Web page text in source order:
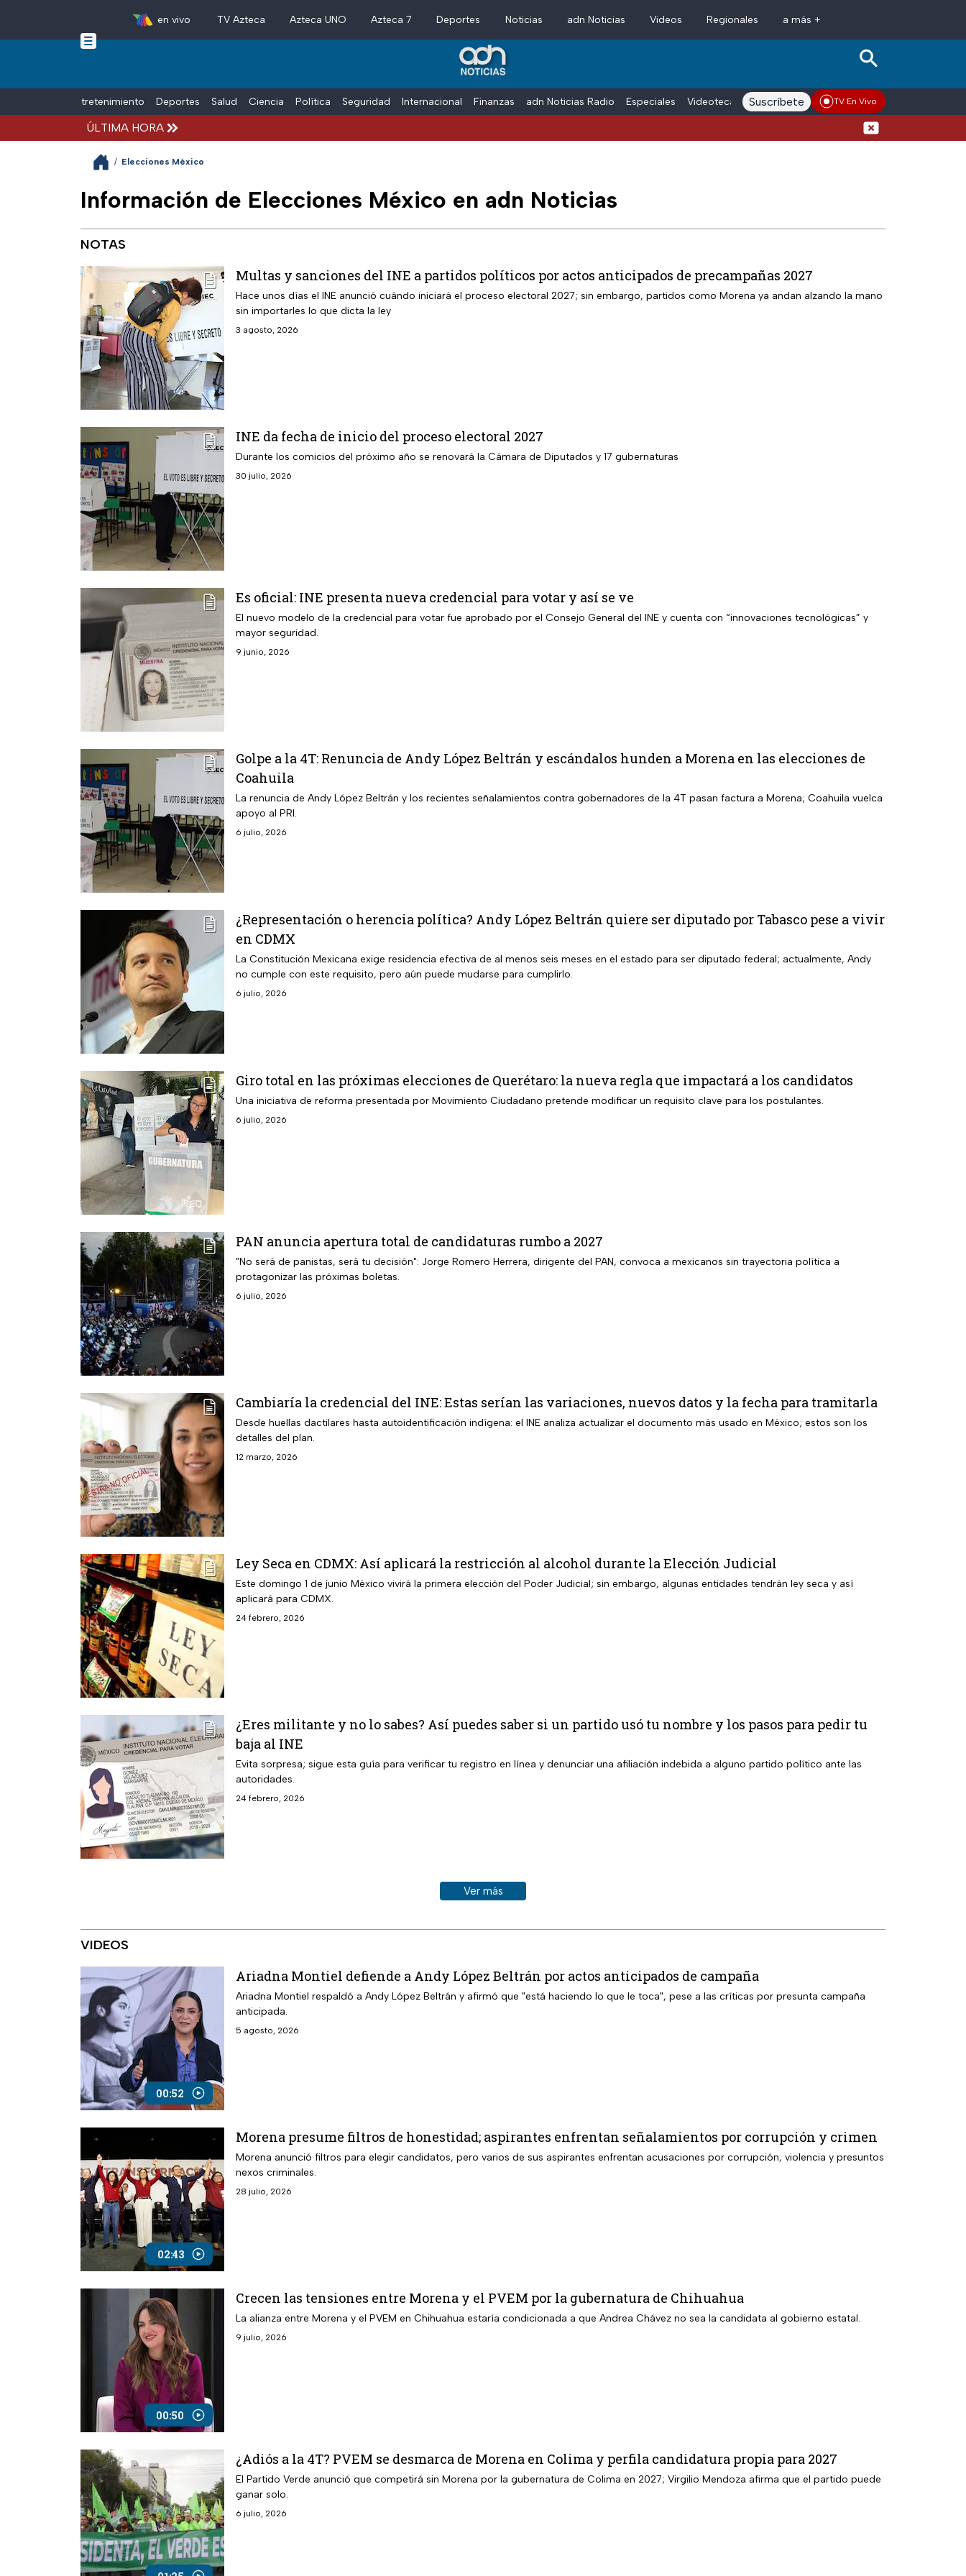
Skip to main content
en vivo TV Azteca Azteca UNO Azteca 7 Deportes Noticias adn Noticias Videos Regionales a más +
Entretenimiento Deportes Salud Ciencia Política Seguridad Internacional Finanzas adn Noticias Radio Especiales Videoteca Conductores Voces adn Noticias
Suscríbete TV En Vivo
ÚLTIMA HORA Detienen al exgobernador
/ Elecciones México
Información de Elecciones México en adn Noticias
NOTAS
Multas y sanciones del INE a partidos políticos por actos anticipados de precampañas 2027
Hace unos días el INE anunció cuándo iniciará el proceso electoral 2027; sin embargo, partidos como Morena ya andan alzando la mano
sin importarles lo que dicta la ley
3 agosto, 2026
INE da fecha de inicio del proceso electoral 2027
Durante los comicios del próximo año se renovará la Cámara de Diputados y 17 gubernaturas
30 julio, 2026
Es oficial: INE presenta nueva credencial para votar y así se ve
El nuevo modelo de la credencial para votar fue aprobado por el Consejo General del INE y cuenta con “innovaciones tecnológicas” y
mayor seguridad.
9 junio, 2026
Golpe a la 4T: Renuncia de Andy López Beltrán y escándalos hunden a Morena en las elecciones de
Coahuila
La renuncia de Andy López Beltrán y los recientes señalamientos contra gobernadores de la 4T pasan factura a Morena; Coahuila vuelca
apoyo al PRI.
6 julio, 2026
¿Representación o herencia política? Andy López Beltrán quiere ser diputado por Tabasco pese a vivir
en CDMX
La Constitución Mexicana exige residencia efectiva de al menos seis meses en el estado para ser diputado federal; actualmente, Andy
no cumple con este requisito, pero aún puede mudarse para cumplirlo.
6 julio, 2026
Giro total en las próximas elecciones de Querétaro: la nueva regla que impactará a los candidatos
Una iniciativa de reforma presentada por Movimiento Ciudadano pretende modificar un requisito clave para los postulantes.
6 julio, 2026
PAN anuncia apertura total de candidaturas rumbo a 2027
"No será de panistas, será tu decisión": Jorge Romero Herrera, dirigente del PAN, convoca a mexicanos sin trayectoria política a
protagonizar las próximas boletas.
6 julio, 2026
Cambiaría la credencial del INE: Estas serían las variaciones, nuevos datos y la fecha para tramitarla
Desde huellas dactilares hasta autoidentificación indígena: el INE analiza actualizar el documento más usado en México; estos son los
detalles del plan.
12 marzo, 2026
Ley Seca en CDMX: Así aplicará la restricción al alcohol durante la Elección Judicial
Este domingo 1 de junio México vivirá la primera elección del Poder Judicial; sin embargo, algunas entidades tendrán ley seca y así
aplicará para CDMX.
24 febrero, 2026
¿Eres militante y no lo sabes? Así puedes saber si un partido usó tu nombre y los pasos para pedir tu
baja al INE
Evita sorpresa; sigue esta guía para verificar tu registro en línea y denunciar una afiliación indebida a alguno partido político ante las
autoridades.
24 febrero, 2026
Ver más historias sobre este tema
Ver más
VIDEOS
00:52
Ariadna Montiel defiende a Andy López Beltrán por actos anticipados de campaña
Ariadna Montiel respaldó a Andy López Beltrán y afirmó que "está haciendo lo que le toca", pese a las críticas por presunta campaña
anticipada.
5 agosto, 2026
02:43
Morena presume filtros de honestidad; aspirantes enfrentan señalamientos por corrupción y crimen
Morena anunció filtros para elegir candidatos, pero varios de sus aspirantes enfrentan acusaciones por corrupción, violencia y presuntos
nexos criminales.
28 julio, 2026
00:50
Crecen las tensiones entre Morena y el PVEM por la gubernatura de Chihuahua
La alianza entre Morena y el PVEM en Chihuahua estaría condicionada a que Andrea Chávez no sea la candidata al gobierno estatal.
9 julio, 2026
¿Adiós a la 4T? PVEM se desmarca de Morena en Colima y perfila candidatura propia para 2027
El Partido Verde anunció que competirá sin Morena por la gubernatura de Colima en 2027; Virgilio Mendoza afirma que el partido puede
ganar solo.
6 julio, 2026